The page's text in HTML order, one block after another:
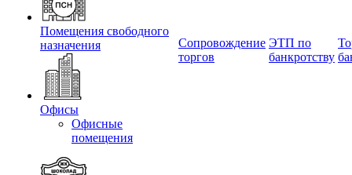
Помещения свободного
назначения
Офисы
Офисные
помещения
Сопровождение
торгов
ЭТП по
банкротству